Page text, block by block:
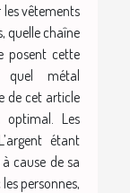
les vêtements
quelle chaîne
posent cette
métal
de cet article
Les
étant
cause de sa
personnes,